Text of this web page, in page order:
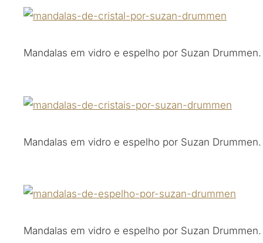
Mandalas em vidro e espelho por Suzan Drummen.
Mandalas em vidro e espelho por Suzan Drummen.
Mandalas em vidro e espelho por Suzan Drummen.